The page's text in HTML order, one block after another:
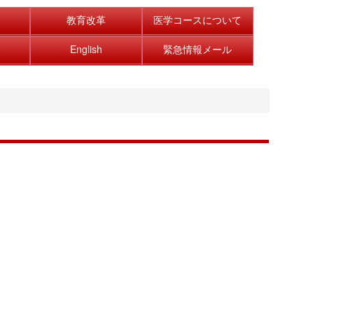
教育改革 医学コースについて
English 緊急情報メール